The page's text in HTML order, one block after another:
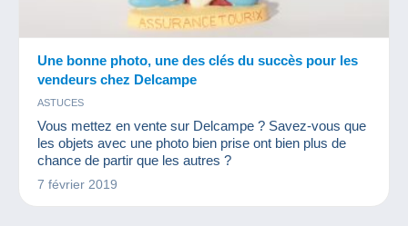
Une bonne photo, une des clés du succès pour les
vendeurs chez Delcampe
ASTUCES
Vous mettez en vente sur Delcampe ? Savez-vous que
les objets avec une photo bien prise ont bien plus de
chance de partir que les autres ?
7 février 2019